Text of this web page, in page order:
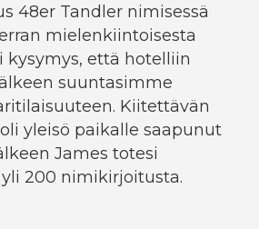
48er Tandler nimisessä
mielenkiintoisesta
kysymys, että hotelliin
suuntasimme
Kiitettävän
yleisö paikalle saapunut
James totesi
200 nimikirjoitusta.